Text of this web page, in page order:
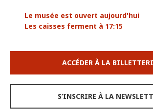
Le musée est ouvert aujourd'hui
Les caisses ferment à 17:15
ACCÉDER À LA
S’INSCRIRE À LA